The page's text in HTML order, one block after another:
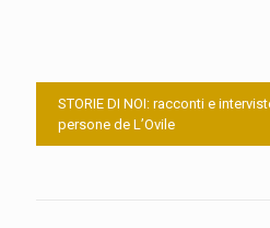
STORIE DI NOI: racconti e
persone de L’Ovile